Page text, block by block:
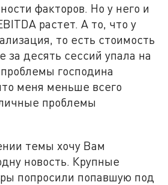
факторов. Но у него и
растет. А то, что у
то есть стоимость
за десять сессий упала на
господина
меня меньше всего
проблемы
темы хочу Вам
новость. Крупные
попросили попавшую под